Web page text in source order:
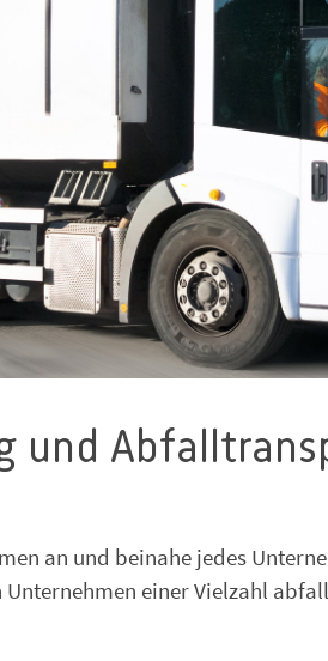
und
an und beinahe jedes
einer Vielzahl